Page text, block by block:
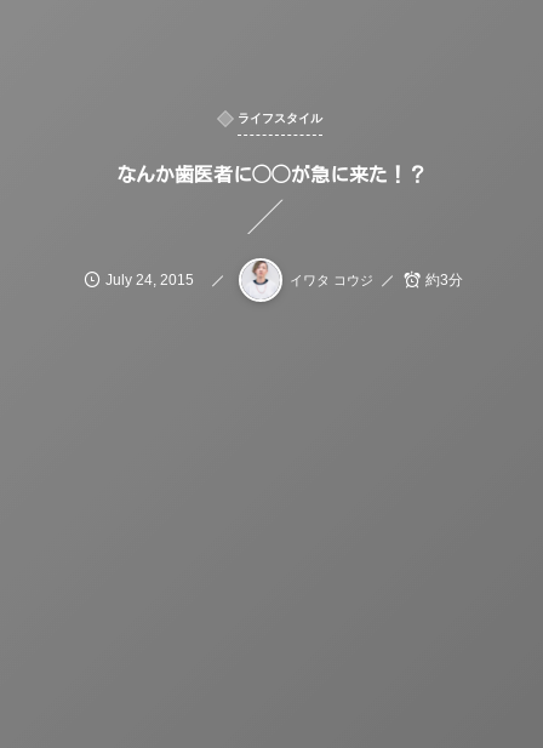
ライフスタイル
なんか歯医者に◯◯が急に来た！？
July 24, 2015 イワタ コウジ 約3分